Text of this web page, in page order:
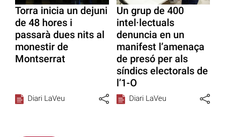
Torra inicia un dejuni
de 48 hores i
passarà dues nits al
monestir de
Montserrat
Diari LaVeu
Un grup de 400
intel·lectuals
denuncia en un
manifest l’amenaça
de presó per als
síndics electorals de
l’1-O
Diari LaVeu